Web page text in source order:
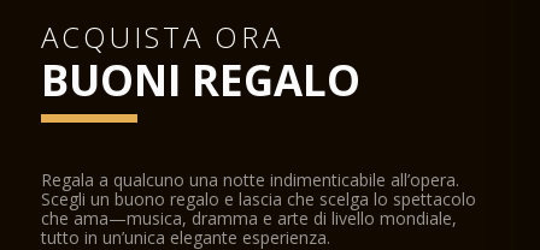
ACQUISTA ORA
BUONI REGALO
Regala a qualcuno una notte indimenticabile all’opera.
Scegli un buono regalo e lascia che scelga lo spettacolo
che ama—musica, dramma e arte di livello mondiale,
tutto in un’unica elegante esperienza.